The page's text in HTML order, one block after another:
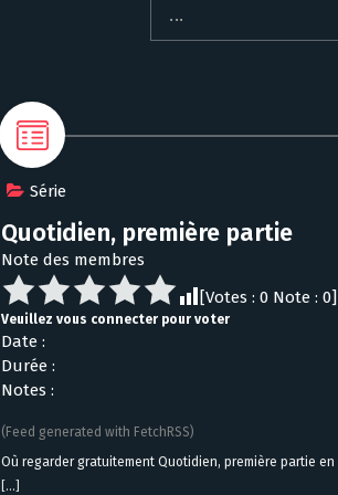
Série
Quotidien, première partie
Note des membres
[Votes : 0 Note : 0]
Veuillez vous connecter pour voter
Date :
Durée :
Notes :
(Feed generated with FetchRSS)
Où regarder gratuitement Quotidien, première partie
[...]